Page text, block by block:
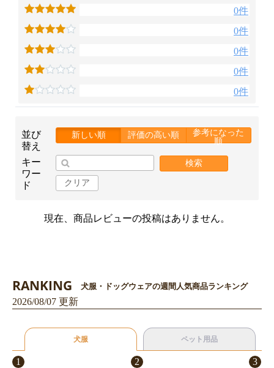
0件
0件
0件
0件
0件
並び
替え
新しい順 評価の高い順
参考になった
順
キー
ワー
ド
検索
クリア
現在、商品レビューの投稿はありません。
RANKING 犬服・ドッグウェアの週間人気商品ランキング
2026/08/07 更新
犬服 ペット用品
1 2 3